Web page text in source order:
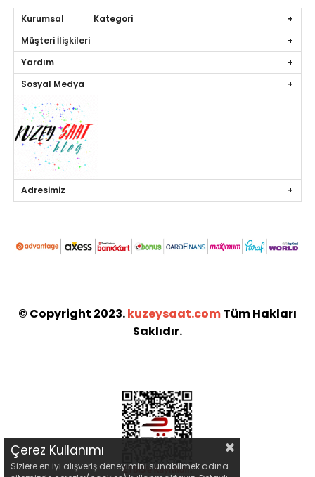
Kurumsal Kategori
Müşteri İlişkileri
Yardım
Sosyal Medya
Adresimiz
© Copyright 2023.kuzeysaat.comTüm Hakları
Saklıdır.
Çerez Kullanımı
Sizlere en iyi alışveriş deneyimini sunabilmek adına